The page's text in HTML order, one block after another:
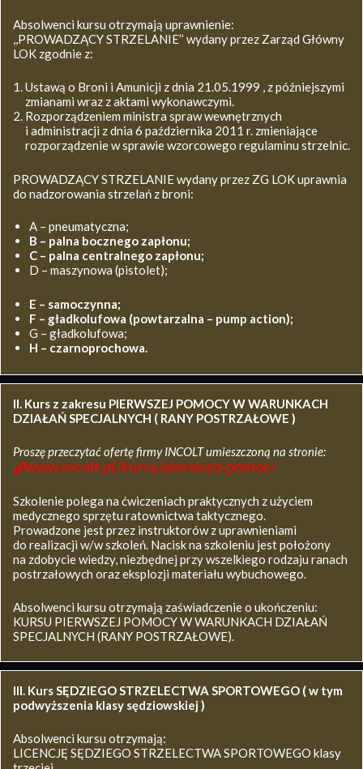
Absolwenci kursu otrzymają uprawnienie:
,,PROWADZĄCY STRZELANIE’’ wydany przez Zarząd Główny
LOK zgodnie z:
Ustawą o Broni i Amunicji z dnia 21.05.1999 , z późniejszymi
zmianami wraz z aktami wykonawczymi.
Rozporządzeniem ministra spraw wewnętrznych
i administracji z dnia 6 października 2011 r. zmieniające
rozporządzenie w sprawie wzorcowego regulaminu strzelnic.
PROWADZĄCY STRZELANIE wydany przez ZG LOK uprawnia
do nadzorowania strzelań z broni:
A – pneumatyczna;
B – palna bocznego zapłonu;
C – palna centralnego zapłonu;
D – maszynowa (pistolet);
E – samoczynna;
F – gładkolufowa (powtarzalna – pump action);
G – gładkolufowa;
H – czarnoprochowa.
II. Kurs z zakresu PIERWSZEJ POMOCY W WARUNKACH
DZIAŁAŃ SPECJALNYCH ( RANY POSTRZAŁOWE )
Proszę przeczytać ofertę firmy INCOLT umieszczoną na stronie:
www.incolt.pl/kursy/pierwsza-pomoc/
Szkolenie polega na ćwiczeniach praktycznych z użyciem
medycznego sprzętu ratownictwa taktycznego.
Prowadzone jest przez instruktorów z uprawnieniami
do realizacji w/w szkoleń. Nacisk na szkoleniu jest położony
na zdobycie wiedzy, niezbędnej przy wszelkiego rodzaju ranach
postrzałowych oraz eksplozji materiału wybuchowego.
Absolwenci kursu otrzymają zaświadczenie o ukończeniu:
KURSU PIERWSZEJ POMOCY W WARUNKACH DZIAŁAŃ
SPECJALNYCH (RANY POSTRZAŁOWE).
III. Kurs SĘDZIEGO STRZELECTWA SPORTOWEGO ( w tym
podwyższenia klasy sędziowskiej )
Absolwenci kursu otrzymają:
LICENCJĘ SĘDZIEGO STRZELECTWA SPORTOWEGO klasy